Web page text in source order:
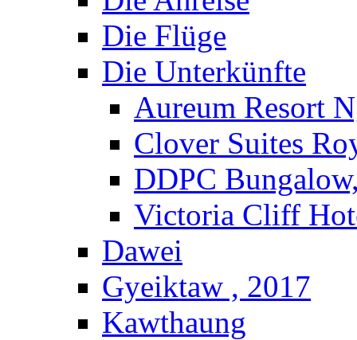
Die Flüge
Die Unterkünfte
Aureum Resort
Clover Suites
DDPC
Victoria Cliff
Dawei
Gyeiktaw , 2017
Kawthaung